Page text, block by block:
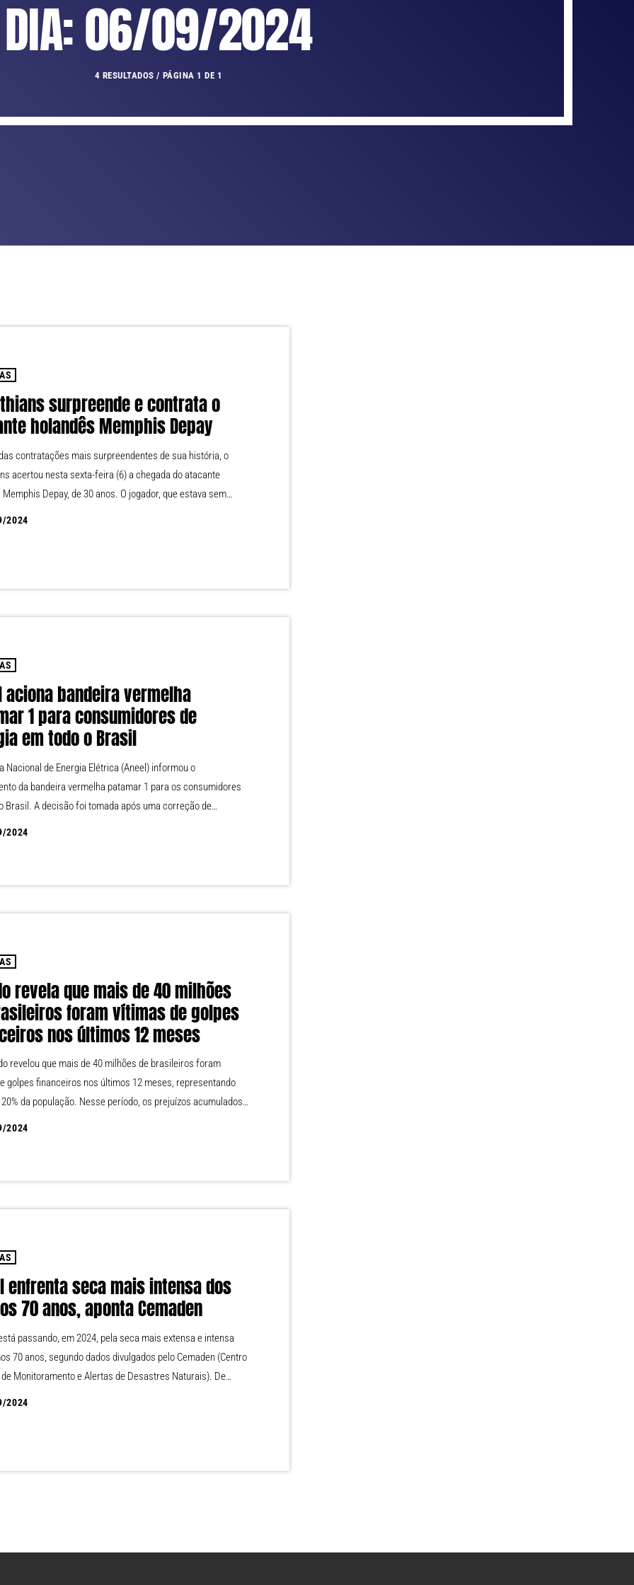
DIA: 06/09/2024
4 RESULTADOS / PÁGINA 1 DE 1
surpreende e contrata o
holandês Memphis Depay
contratações mais surpreendentes de sua história, o
acertou nesta sexta-feira (6) a chegada do atacante
Memphis Depay, de 30 anos. O jogador, que estava sem
rescindir contrato com o Atlético de Madrid, chega ao
2024
aciona bandeira vermelha
1 para consumidores de
em todo o Brasil
Nacional de Energia Elétrica (Aneel) informou o
da bandeira vermelha patamar 1 para os consumidores
Brasil. A decisão foi tomada após uma correção de
do Programa Mensal de Operação (PMO), de
2024
revela que mais de 40 milhões
foram vítimas de golpes
nos últimos 12 meses
revelou que mais de 40 milhões de brasileiros foram
golpes financeiros nos últimos 12 meses, representando
da população. Nesse período, os prejuízos acumulados
R$ 2 bilhões. Intitulado "Tendências em Fraudes
da vida. Segundo o estudo, a maioria dos golpes, cerca
2024
enfrenta seca mais intensa dos
70 anos, aponta Cemaden
passando, em 2024, pela seca mais extensa e intensa
70 anos, segundo dados divulgados pelo Cemaden (Centro
Monitoramento e Alertas de Desastres Naturais). De
o órgão, 58% de todo o território nacional está sob
2024